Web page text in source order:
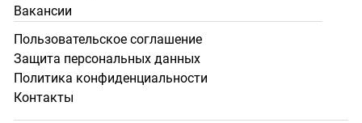
Вакансии
Пользовательское соглашение
Защита персональных данных
Политика конфиденциальности
Контакты